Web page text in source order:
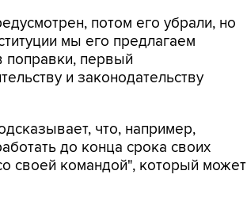
потом его убрали, но
мы его предлагаем
поправки, первый
и законодательству
что, например,
до конца срока своих
своей командой", который может